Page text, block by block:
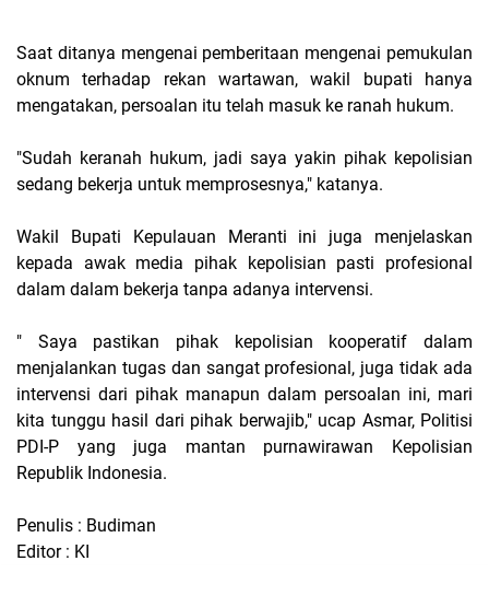
Saat ditanya mengenai pemberitaan mengenai pemukulan
oknum terhadap rekan wartawan, wakil bupati hanya
mengatakan, persoalan itu telah masuk ke ranah hukum.
"Sudah keranah hukum, jadi saya yakin pihak kepolisian
sedang bekerja untuk memprosesnya," katanya.
Wakil Bupati Kepulauan Meranti ini juga menjelaskan
kepada awak media pihak kepolisian pasti profesional
dalam dalam bekerja tanpa adanya intervensi.
" Saya pastikan pihak kepolisian kooperatif dalam
menjalankan tugas dan sangat profesional, juga tidak ada
intervensi dari pihak manapun dalam persoalan ini, mari
kita tunggu hasil dari pihak berwajib," ucap Asmar, Politisi
PDI-P yang juga mantan purnawirawan Kepolisian
Republik Indonesia.
Penulis : Budiman
Editor : KI